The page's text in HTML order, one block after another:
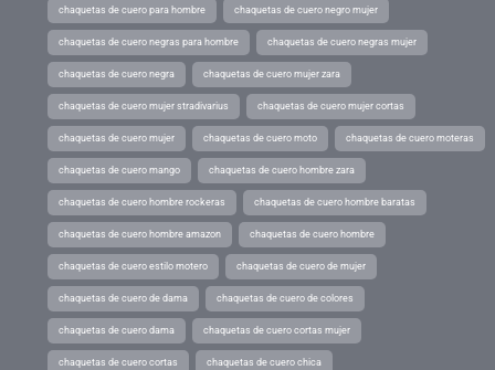
chaquetas de cuero para hombre chaquetas de cuero negro mujer
chaquetas de cuero negras para hombre chaquetas de cuero negras mujer
chaquetas de cuero negra chaquetas de cuero mujer zara
chaquetas de cuero mujer stradivarius chaquetas de cuero mujer cortas
chaquetas de cuero mujer chaquetas de cuero moto chaquetas de cuero moteras
chaquetas de cuero mango chaquetas de cuero hombre zara
chaquetas de cuero hombre rockeras chaquetas de cuero hombre baratas
chaquetas de cuero hombre amazon chaquetas de cuero hombre
chaquetas de cuero estilo motero chaquetas de cuero de mujer
chaquetas de cuero de dama chaquetas de cuero de colores
chaquetas de cuero dama chaquetas de cuero cortas mujer
chaquetas de cuero cortas chaquetas de cuero chica